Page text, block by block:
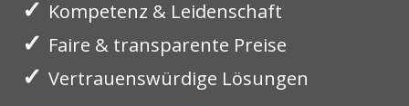
✓ Kompetenz & Leidenschaft
✓ Faire & transparente Preise
✓ Vertrauenswürdige Lösungen